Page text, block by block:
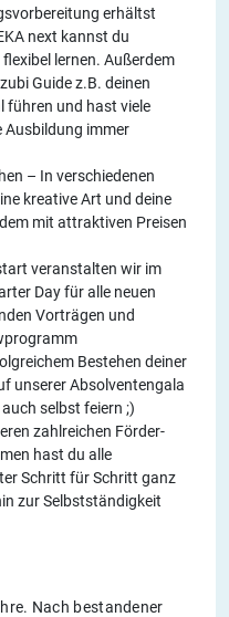
erhältst
next kannst du
lernen. Außerdem
Guide z.B. deinen
führen und hast viele
Ausbildung immer
– In verschiedenen
kreative Art und deine
mit attraktiven Preisen
veranstalten wir im
Day für alle neuen
Vorträgen und
Bestehen deiner
unserer Absolventengala
selbst feiern ;)
zahlreichen Förder-
hast du alle
Schritt für Schritt ganz
zur Selbstständigkeit
Nach bestandener